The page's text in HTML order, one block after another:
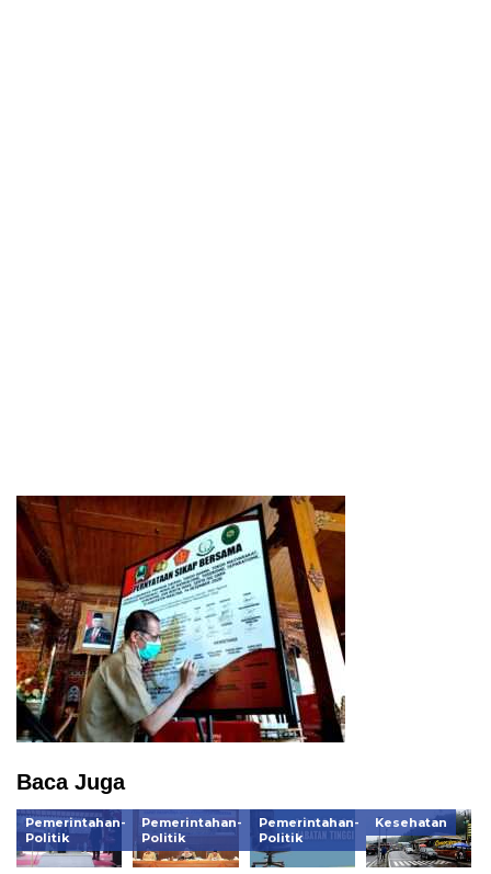
Baca Juga
Pemerintahan-
Politik
Pemerintahan-
Politik
Pemerintahan-
Politik
Kesehatan